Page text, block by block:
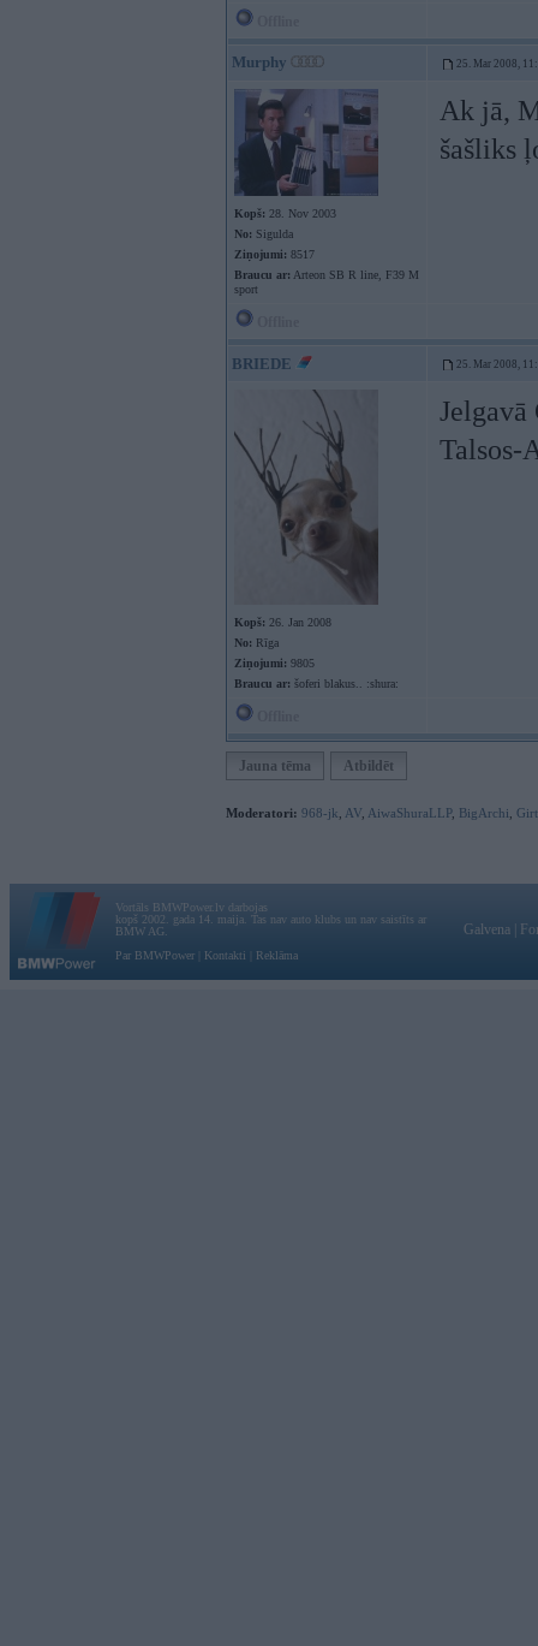
Murphy 25. Mar 2008,
Kopš: 28. Nov 2003
No: Sigulda
Ziņojumi: 8517
Braucu ar: Arteon SB R line, F39 M
sport
Ak jā,
šašliks
BRIEDE 25. Mar 2008,
Kopš: 26. Jan 2008
No: Rīga
Ziņojumi: 9805
Braucu ar: šoferi blakus.. :shura:
Jelgavā
Talsos-
Jauna tēma Atbildēt
Moderatori: 968-jk AV AiwaShuraLLP, BigArchi
Vortāls BMWPower.lv darbojas
kopš 2002. gada 14. maija. Tas nav auto klubs un nav saistīts ar
BMW AG.
Par BMWPower
Kontakti Reklāma
Galvena